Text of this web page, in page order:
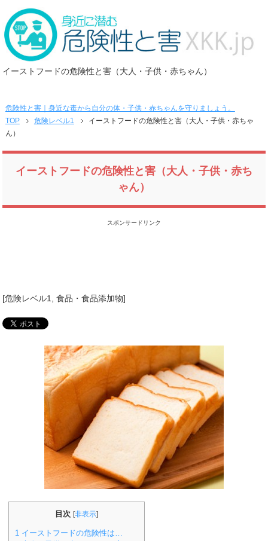
イーストフードの危険性と害（大人・子供・赤ちゃん）
危険性と害｜身近な毒から自分の体・子供・赤ちゃんを守りましょう。
TOP
危険レベル1
イーストフードの危険性と害（大人・子供・赤ちゃ
ん）
イーストフードの危険性と害（大人・子供・赤ち
ゃん）
スポンサードリンク
[危険レベル1 ,食品・食品添加物]
目次 [非表示]
1 イーストフードの危険性は…